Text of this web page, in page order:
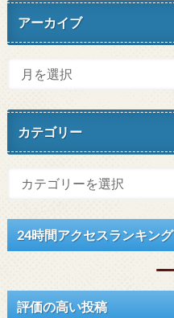
アーカイブ
カテゴリー
24時間アクセスランキング
評価の高い投稿